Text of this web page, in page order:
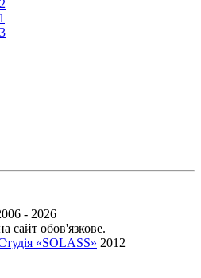
- 2026
сайт обов'язкове.
«SOLASS» 2012